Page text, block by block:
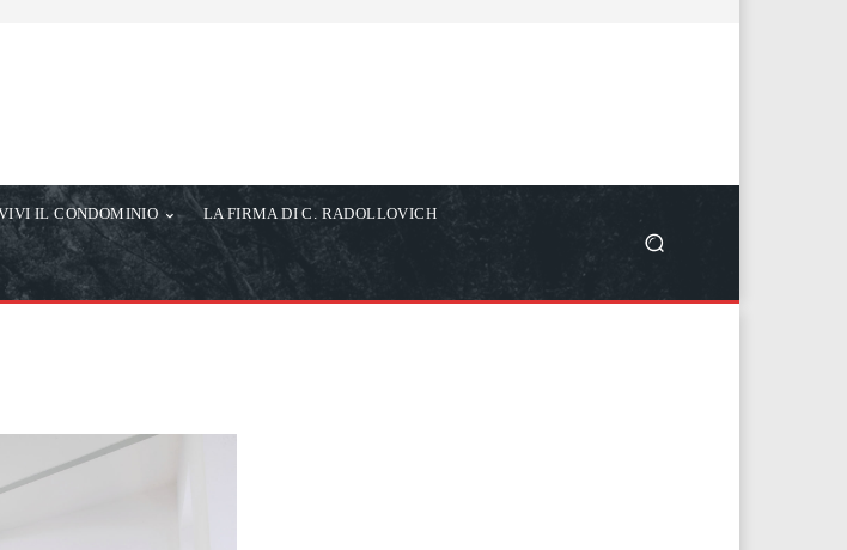
IL CONDOMINIO LA FIRMA DI C. RADOLLOVICH